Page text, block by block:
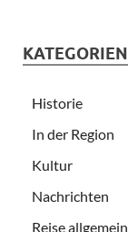
KATEGORIEN
Historie
In der Region
Kultur
Nachrichten
Reise allgemein